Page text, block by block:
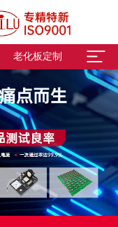
老化板定制